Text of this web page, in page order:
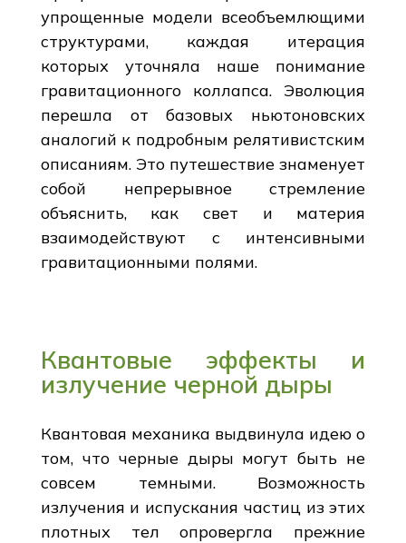
упрощенные модели всеобъемлющими
структурами, каждая итерация
которых уточняла наше понимание
гравитационного коллапса. Эволюция
перешла от базовых ньютоновских
аналогий к подробным релятивистским
описаниям. Это путешествие знаменует
собой непрерывное стремление
объяснить, как свет и материя
взаимодействуют с интенсивными
гравитационными полями.
Квантовые эффекты и
излучение черной дыры
Квантовая механика выдвинула идею о
том, что черные дыры могут быть не
совсем темными. Возможность
излучения и испускания частиц из этих
плотных тел опровергла прежние